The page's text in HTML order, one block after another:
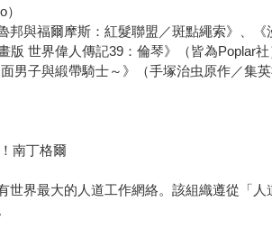
邦與福爾摩斯：紅髮聯盟／斑點繩索》、
版 世界偉人傳記39：倫琴》（皆為Poplar
男子與緞帶騎士～》（手塚治虫原作／集英
南丁格爾
世界最大的人道工作網絡。該組織遵從「